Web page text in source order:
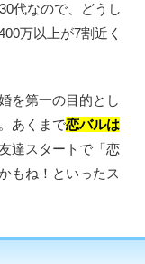
代なので、どうし
万以上が7割近く
を第一の目的とし
あくまで恋バルは
達スタートで「恋
もね！といったス